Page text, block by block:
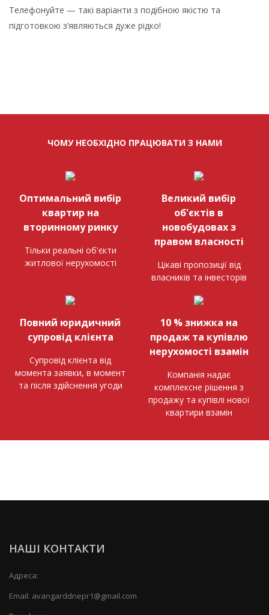
Телефонуйте — такі варіанти з подібною якістю та
підготовкою з’являються дуже рідко!
ЧОМУ НЕОБХІДНО ПРАЦЮВАТИ З НАМИ
Оптимальний вибір
квартир на
вторинному ринку
Тільки реальні об'єкти
житлової нерухомості
Великий вибір
об'єктів в
новобудовах з
правом власності
Цікаві пропозиції від
власників та інвесторів
Повний юридичний
супровід клієнта
Супровід клієнта від
момента заявки, в момент
та після здійснення угоди
10 % знижка на
продаж та купівлю
нерухомості взамін
Компанія надає
комплексне рішення з
продажу та купівлі нової
квартири взамін
НАШІ КОНТАКТИ
Адреса:
Email: avangarddnepr1@gmail.com